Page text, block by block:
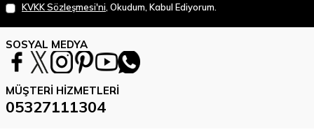
KVKK Sözleşmesi'ni , Okudum, Kabul Ediyorum.
SOSYAL MEDYA
MÜŞTERI HIZMETLERI
05327111304